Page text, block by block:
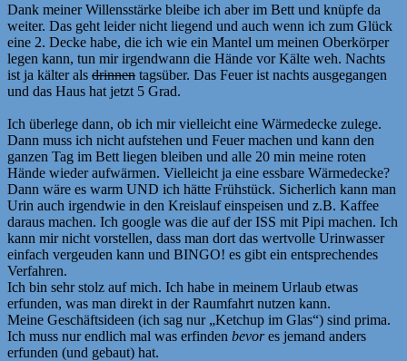
Dank meiner Willensstärke bleibe ich aber im Bett und knüpfe da
weiter. Das geht leider nicht liegend und auch wenn ich zum Glück
eine 2. Decke habe, die ich wie ein Mantel um meinen Oberkörper
legen kann, tun mir irgendwann die Hände vor Kälte weh. Nachts
ist ja kälter als drinnen tagsüber. Das Feuer ist nachts ausgegangen
und das Haus hat jetzt 5 Grad.
Ich überlege dann, ob ich mir vielleicht eine Wärmedecke zulege.
Dann muss ich nicht aufstehen und Feuer machen und kann den
ganzen Tag im Bett liegen bleiben und alle 20 min meine roten
Hände wieder aufwärmen. Vielleicht ja eine essbare Wärmedecke?
Dann wäre es warm UND ich hätte Frühstück. Sicherlich kann man
Urin auch irgendwie in den Kreislauf einspeisen und z.B. Kaffee
daraus machen. Ich google was die auf der ISS mit Pipi machen. Ich
kann mir nicht vorstellen, dass man dort das wertvolle Urinwasser
einfach vergeuden kann und BINGO! es gibt ein entsprechendes
Verfahren.
Ich bin sehr stolz auf mich. Ich habe in meinem Urlaub etwas
erfunden, was man direkt in der Raumfahrt nutzen kann.
Meine Geschäftsideen (ich sag nur „Ketchup im Glas“) sind prima.
Ich muss nur endlich mal was erfinden bevores jemand anders
erfunden (und gebaut) hat.